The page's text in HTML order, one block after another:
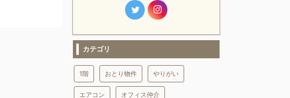
カテゴリ
1階 おとり物件 やりがい
エアコン オフィス仲介